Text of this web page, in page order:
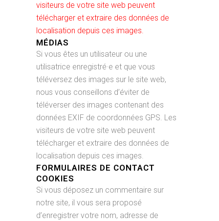
visiteurs de votre site web peuvent
télécharger et extraire des données de
localisation depuis ces images.
MÉDIAS
Si vous êtes un utilisateur ou une
utilisatrice enregistré·e et que vous
téléversez des images sur le site web,
nous vous conseillons d’éviter de
téléverser des images contenant des
données EXIF de coordonnées GPS. Les
visiteurs de votre site web peuvent
télécharger et extraire des données de
localisation depuis ces images.
FORMULAIRES DE CONTACT
COOKIES
Si vous déposez un commentaire sur
notre site, il vous sera proposé
d’enregistrer votre nom, adresse de